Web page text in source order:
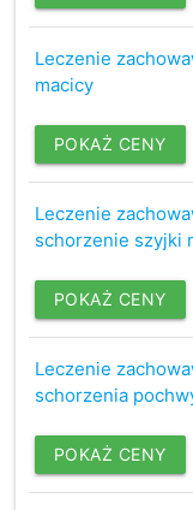
Leczenie
macicy
POKAŻ CENY
Leczenie
schorzenie szyjki
POKAŻ CENY
Leczenie
schorzenia
POKAŻ CENY